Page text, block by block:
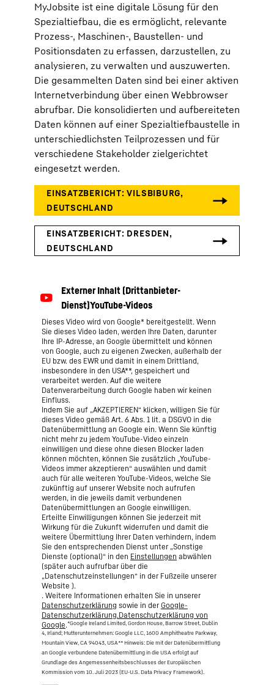
MyJobsite ist eine digitale Lösung für den
Spezialtiefbau, die es ermöglicht, relevante
Prozess-, Maschinen-, Baustellen- und
Positionsdaten zu erfassen, darzustellen, zu
analysieren, zu verwalten und auszuwerten.
Die gesammelten Daten sind bei einer aktiven
Internetverbindung über einen Webbrowser
abrufbar. Die konsolidierten und aufbereiteten
Daten können auf einer Spezialtiefbaustelle in
unterschiedlichsten Teilprozessen und für
verschiedene Stakeholder zielgerichtet
eingesetzt werden.
Dieses Video wird von Google* bereitgestellt. Wenn
Sie dieses Video laden, werden Ihre Daten, darunter
Ihre IP-Adresse, an Google übermittelt und können
von Google, auch zu eigenen Zwecken, außerhalb der
EU bzw. des EWR und damit in einem Drittland,
insbesondere in den USA**, gespeichert und
verarbeitet werden. Auf die weitere
Datenverarbeitung durch Google haben wir keinen
Einfluss.
Indem Sie auf „AKZEPTIEREN“ klicken, willigen Sie für
dieses Video gemäß Art. 6 Abs. 1 lit. a DSGVO in die
Datenübermittlung an Google ein. Wenn Sie künftig
nicht mehr zu jedem YouTube-Video einzeln
einwilligen und diese ohne diesen Blocker laden
können möchten, können Sie zusätzlich „YouTube-
Videos immer akzeptieren“ auswählen und damit
auch für alle weiteren YouTube-Videos, welche Sie
zukünftig auf unserer Website noch aufrufen
werden, in die jeweils damit verbundenen
Datenübermittlungen an Google einwilligen.
Erteilte Einwilligungen können Sie jederzeit mit
Wirkung für die Zukunft widerrufen und damit die
weitere Übermittlung Ihrer Daten verhindern, indem
Sie den entsprechenden Dienst unter „Sonstige
Dienste (optional)“ in den Einstellungen abwählen
(später auch aufrufbar über die
„Datenschutzeinstellungen“ in der Fußzeile unserer
Website ).
. Weitere Informationen erhalten Sie in unserer
Datenschutzerklärung sowie in der Google-
Datenschutzerklärung.Datenschutzerklärung von
Google.*Google Ireland Limited, Gordon House, Barrow Street, Dublin
4, Irland; Mutterunternehmen: Google LLC, 1600 Amphitheatre Parkway,
Mountain View, CA 94043, USA** Hinweis: Die mit der Datenübermittlung
an Google verbundene Datenübermittlung in die USA erfolgt auf
Grundlage des Angemessenheitsbeschlusses der Europäischen
Kommission vom 10. Juli 2023 (EU-U.S. Data Privacy Framework).